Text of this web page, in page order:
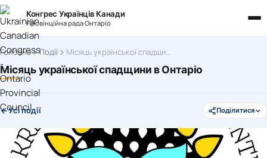
Конгрес Українців Канади
Провінційна рада Онтаріо
Головна Події Місяць української спадщини в Онтаріо
Місяць української спадщини в Онтаріо
Усі події Поділитися